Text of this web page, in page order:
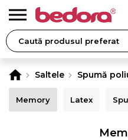
Saltele Spumă
Memory Latex